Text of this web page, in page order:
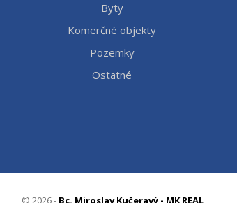
Byty
Komerčné objekty
Pozemky
Ostatné
© 2026 - Bc. Miroslav Kučeravý - MK REAL